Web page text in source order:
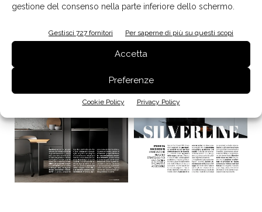
gestione del consenso nella parte inferiore dello schermo.
Gestisci 727 fornitori Per saperne di più su questi scopi
Accetta
Preferenze
Cookie Policy Privacy Policy
La biblioteca dei brand